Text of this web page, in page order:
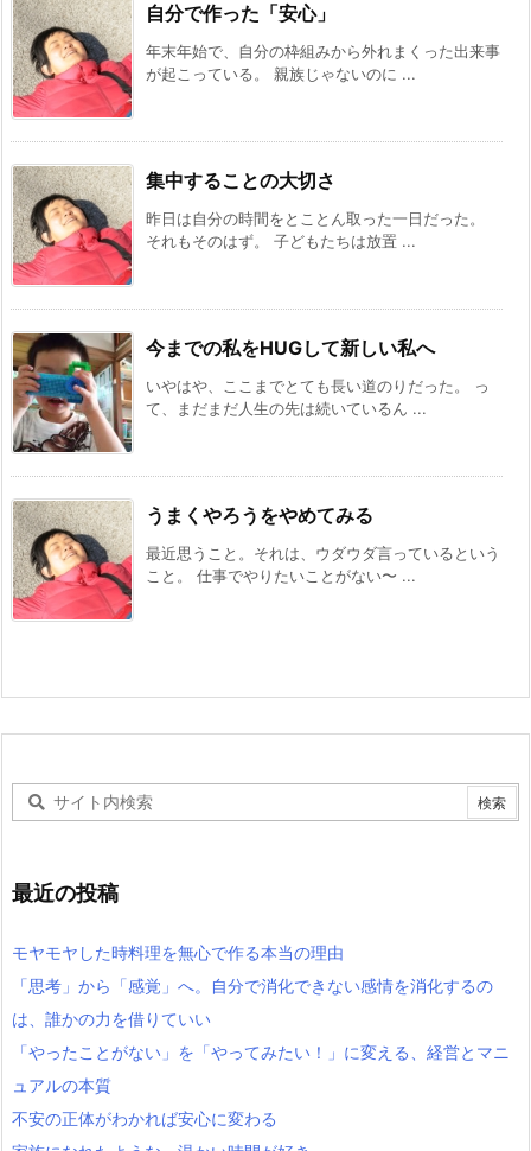
自分で作った「安心」
年末年始で、自分の枠組みから外れまくった出来事
が起こっている。 親族じゃないのに ...
集中することの大切さ
昨日は自分の時間をとことん取った一日だった。
それもそのはず。 子どもたちは放置 ...
今までの私をHUGして新しい私へ
いやはや、ここまでとても長い道のりだった。 っ
て、まだまだ人生の先は続いているん ...
うまくやろうをやめてみる
最近思うこと。それは、ウダウダ言っているという
こと。 仕事でやりたいことがない〜 ...
最近の投稿
モヤモヤした時料理を無心で作る本当の理由
「思考」から「感覚」へ。自分で消化できない感情を消化するの
は、誰かの力を借りていい
「やったことがない」を「やってみたい！」に変える、経営とマニ
ュアルの本質
不安の正体がわかれば安心に変わる